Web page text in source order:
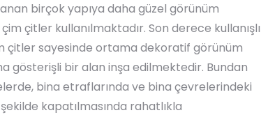
birçok yapıya daha güzel görünüm
çitler kullanılmaktadır. Son derece kullanışlı
çitler sayesinde ortama dekoratif görünüm
gösterişli bir alan inşa edilmektedir. Bundan
bina etraflarında ve bina çevrelerindeki
kapatılmasında rahatlıkla